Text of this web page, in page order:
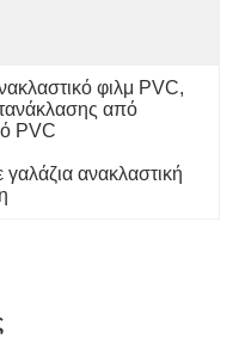
φιλμ PVC,
από
PVC
γαλάζια ανακλαστική